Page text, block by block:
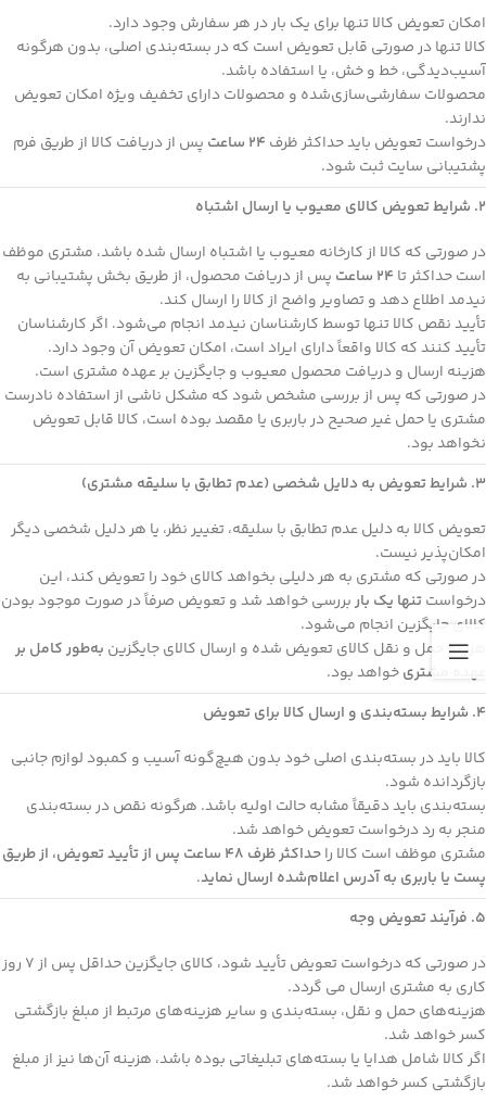
امکان تعویض کالا تنها برای یک بار در هر سفارش وجود دارد.
کالا تنها در صورتی قابل تعویض است که در بسته‌بندی اصلی، بدون هرگونه
آسیب‌دیدگی، خط و خش، یا استفاده باشد.
محصولات سفارشی‌سازی‌شده و محصولات دارای تخفیف ویژه امکان تعویض
ندارند.
درخواست تعویض باید حداکثر ظرف ۲۴ ساعت
پس از دریافت کالا از طریق فرم
پشتیبانی سایت ثبت شود.
۲. شرایط تعویض کالای معیوب یا ارسال اشتباه
در صورتی که کالا از کارخانه معیوب یا اشتباه ارسال شده باشد، مشتری موظف
است حداکثر تا ۲۴ ساعت
پس از دریافت محصول، از طریق بخش پشتیبانی به
نیدمد اطلاع دهد و تصاویر واضح از کالا را ارسال کند.
تأیید نقص کالا تنها توسط کارشناسان نیدمد انجام می‌شود. اگر کارشناسان
تأیید کنند که کالا واقعاً دارای ایراد است، امکان تعویض آن وجود دارد.
هزینه ارسال و دریافت محصول معیوب و جایگزین بر عهده مشتری است.
در صورتی که پس از بررسی مشخص شود که مشکل ناشی از استفاده نادرست
مشتری یا حمل غیر صحیح در باربری یا مقصد بوده است، کالا قابل تعویض
نخواهد بود.
۳. شرایط تعویض به دلایل شخصی (عدم تطابق با سلیقه مشتری)
تعویض کالا به دلیل عدم تطابق با سلیقه، تغییر نظر، یا هر دلیل شخصی دیگر
امکان‌پذیر نیست.
در صورتی که مشتری به هر دلیلی بخواهد کالای خود را تعویض کند، این
درخواستتنها یک باربررسی خواهد شد و تعویض صرفاً در صورت موجود بودن
کالای جایگزین انجام می‌شود.
هزینه حمل و نقل کالای تعویض شده و ارسال کالای جایگزین به‌طور کامل بر
عهده مشتریخواهد بود.
۴. شرایط بسته‌بندی و ارسال کالا برای تعویض
کالا باید در بسته‌بندی اصلی خود بدون هیچ‌گونه آسیب و کمبود لوازم جانبی
بازگردانده شود.
بسته‌بندی باید دقیقاً مشابه حالت اولیه باشد. هرگونه نقص در بسته‌بندی
منجر به رد درخواست تعویض خواهد شد.
مشتری موظف است کالا را
حداکثر ظرف ۴۸ ساعت پس از تأیید تعویض، از طریق
پست یا باربری به آدرس اعلام‌شده ارسال نماید.
۵. فرآیند تعویض وجه
در صورتی که درخواست تعویض تأیید شود، کالای جایگزین حداقل پس از 7 روز
کاری به مشتری ارسال می گردد.
هزینه‌های حمل و نقل، بسته‌بندی و سایر هزینه‌های مرتبط از مبلغ بازگشتی
کسر خواهد شد.
اگر کالا شامل هدایا یا بسته‌های تبلیغاتی بوده باشد، هزینه آن‌ها نیز از مبلغ
بازگشتی کسر خواهد شد.